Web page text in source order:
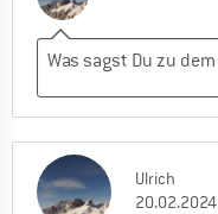
Ulrich
20.02.2024